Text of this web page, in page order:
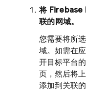
将 Firebase
联的网域。
您需要将所
域。如需在
开目标平台的
页，然后将
添加到关联